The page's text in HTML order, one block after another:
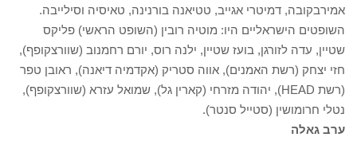
אמירבקובה, דמיטרי אגייב, טטיאנה בורנינה, טאיסיה וסילייבה.
השופטים הישראליים היו: מוטיה רובין (השופט הראשי) פליקס
שטיין, עדה לזורגן, בועז שטיין, ילנה רוס, יורם רחמנוב (שוורצקופף),
חזי יצחק (רשת האמנים), אווה סטריק (אקדמיה דיאנה), ראובן טפר
(רשת HEAD), יהודה מזרחי (קארין גל), שמואל עזרא (שוורצקופף),
נטלי חרומושין (סטייל סנטר).
ערב גאלה